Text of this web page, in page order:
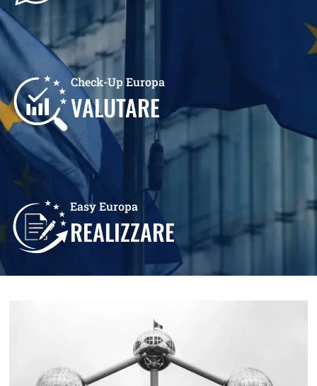
Check-Up Europa
VALUTARE
Easy Europa
REALIZZARE